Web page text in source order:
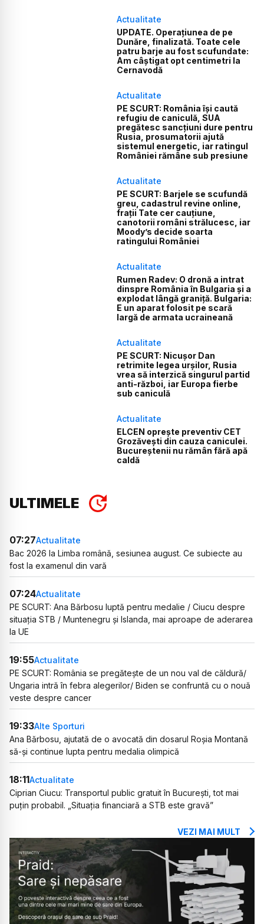
Actualitate
UPDATE. Operațiunea de pe
Dunăre, finalizată. Toate cele
patru barje au fost scufundate:
Am câștigat opt centimetri la
Cernavodă
Actualitate
PE SCURT: România își caută
refugiu de caniculă, SUA
pregătesc sancțiuni dure pentru
Rusia, prosumatorii ajută
sistemul energetic, iar ratingul
României rămâne sub presiune
Actualitate
PE SCURT: Barjele se scufundă
greu, cadastrul revine online,
frații Tate cer cauțiune,
canotorii români strălucesc, iar
Moody’s decide soarta
ratingului României
Actualitate
Rumen Radev: O dronă a intrat
dinspre România în Bulgaria și a
explodat lângă graniță. Bulgaria:
E un aparat folosit pe scară
largă de armata ucraineană
Actualitate
PE SCURT: Nicușor Dan
retrimite legea urșilor, Rusia
vrea să interzică singurul partid
anti-război, iar Europa fierbe
sub caniculă
Actualitate
ELCEN oprește preventiv CET
Grozăvești din cauza caniculei.
Bucureștenii nu rămân fără apă
caldă
ULTIMELE
07:27Actualitate
Bac 2026 la Limba română, sesiunea august. Ce subiecte au
fost la examenul din vară
07:24Actualitate
PE SCURT: Ana Bărbosu luptă pentru medalie / Ciucu despre
situația STB / Muntenegru și Islanda, mai aproape de aderarea
la UE
19:55Actualitate
PE SCURT: România se pregătește de un nou val de căldură/
Ungaria intră în febra alegerilor/ Biden se confruntă cu o nouă
veste despre cancer
19:33Alte Sporturi
Ana Bărbosu, ajutată de o avocată din dosarul Roșia Montană
să-și continue lupta pentru medalia olimpică
18:11Actualitate
Ciprian Ciucu: Transportul public gratuit în București, tot mai
puțin probabil. „Situația financiară a STB este gravă”
VEZI MAI MULT